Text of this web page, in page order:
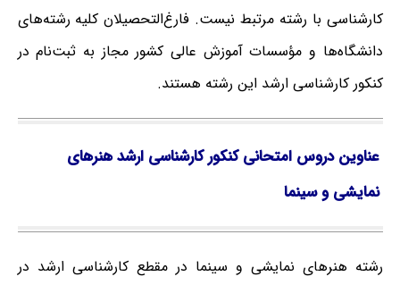
کارشناسی با رشته مرتبط نیست. فارغ‌‌التحصیلان کلیه رشته‌های
دانشگاه‌ها و مؤسسات آموزش عالی کشور مجاز به ثبت‌نام در
کنکور کارشناسی ارشد این رشته هستند.
عناوین دروس امتحانی کنکور کارشناسی ارشد هنرهای
نمایشی و سینما
رشته هنرهای نمایشی و سینما در مقطع کارشناسی ارشد در